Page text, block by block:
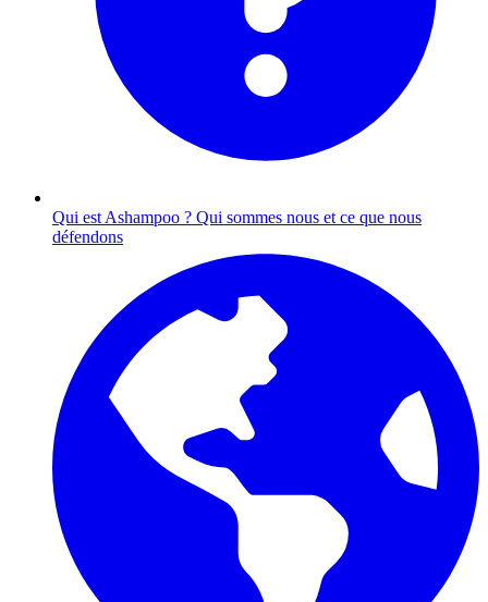
Qui est Ashampoo ? Qui sommes nous et ce que nous
défendons